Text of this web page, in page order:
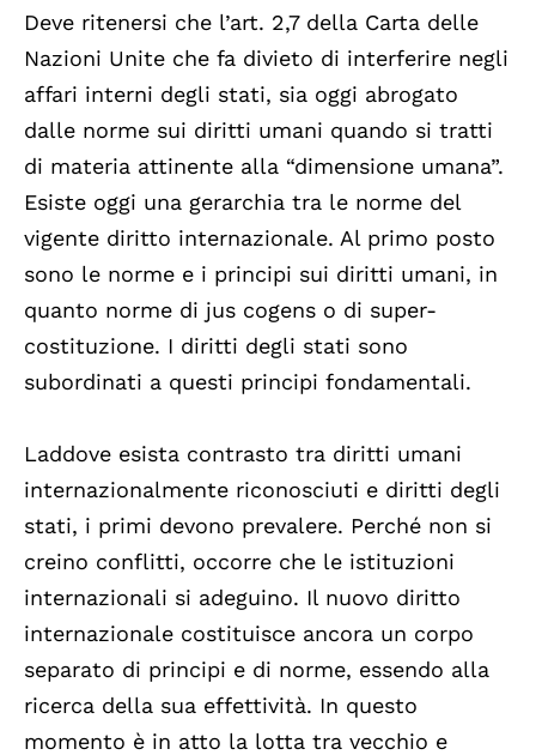
Deve ritenersi che l’art. 2,7 della Carta delle
Nazioni Unite che fa divieto di interferire negli
affari interni degli stati, sia oggi abrogato
dalle norme sui diritti umani quando si tratti
di materia attinente alla “dimensione umana”.
Esiste oggi una gerarchia tra le norme del
vigente diritto internazionale. Al primo posto
sono le norme e i principi sui diritti umani, in
quanto norme di jus cogens o di super-
costituzione. I diritti degli stati sono
subordinati a questi principi fondamentali.
Laddove esista contrasto tra diritti umani
internazionalmente riconosciuti e diritti degli
stati, i primi devono prevalere. Perché non si
creino conflitti, occorre che le istituzioni
internazionali si adeguino. Il nuovo diritto
internazionale costituisce ancora un corpo
separato di principi e di norme, essendo alla
ricerca della sua effettività. In questo
momento è in atto la lotta tra vecchio e